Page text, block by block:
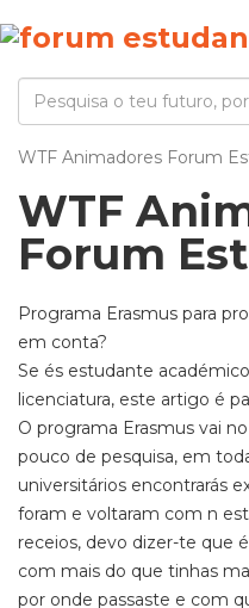
WTF Animadores Forum
WTF
Forum
Programa Erasmus para
em conta?
Se és estudante
licenciatura, este artigo é
O programa Erasmus vai
pouco de pesquisa, em
universitários encontrarás
foram e voltaram com n
receios, devo dizer-te que
com mais do que tinhas
por onde passaste e com